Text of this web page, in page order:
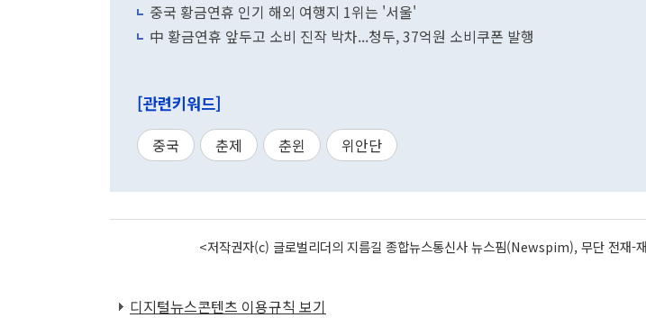
중국 황금연휴 인기 해외 여행지 1위는 '서울'
中 황금연휴 앞두고 소비 진작 박차...청두, 37억원 소비쿠폰 발행
[관련키워드]
중국 춘제 춘윈 위안단
<저작권자(c) 글로벌리더의 지름길 종합뉴스통신사 뉴스핌(Newspim), 무단 전재-
디지털뉴스콘텐츠 이용규칙 보기